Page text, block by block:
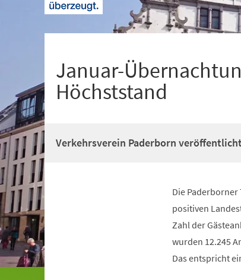
Januar-
Höchststand
Verkehrsverein Paderborn
Die
positiven
Zahl der
wurden 12.245
Das entspricht